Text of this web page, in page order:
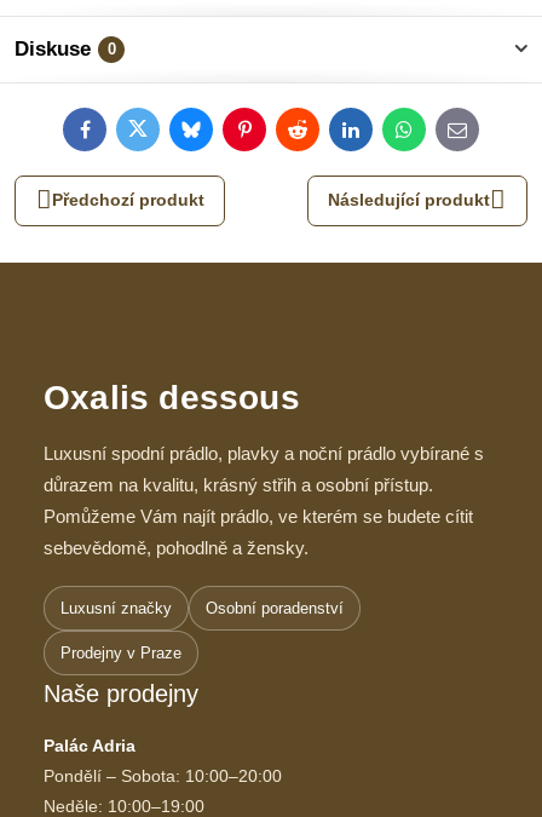
Diskuse 0
FacebookTwitterBlueskyPinterestRedditLinkedInWhatsApp
E-
mail
Předchozí produkt Následující produkt
Oxalis dessous
Luxusní spodní prádlo, plavky a noční prádlo vybírané s
důrazem na kvalitu, krásný střih a osobní přístup.
Pomůžeme Vám najít prádlo, ve kterém se budete cítit
sebevědomě, pohodlně a žensky.
Luxusní značky Osobní poradenství
Prodejny v Praze
Naše prodejny
Palác Adria
Pondělí – Sobota: 10:00–20:00
Neděle: 10:00–19:00